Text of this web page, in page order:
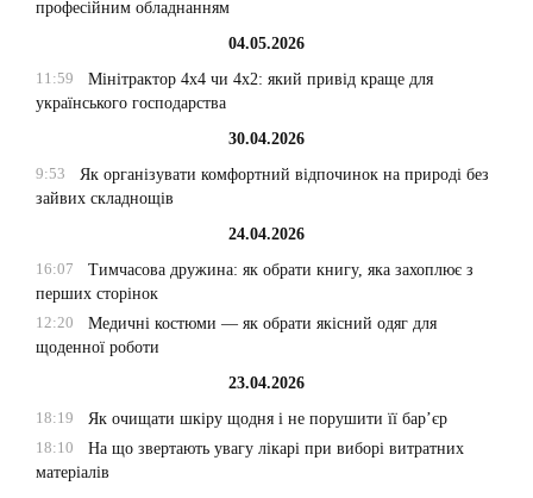
професійним обладнанням
04.05.2026
11:59
Мінітрактор 4х4 чи 4х2: який привід краще для
українського господарства
30.04.2026
9:53
Як організувати комфортний відпочинок на природі без
зайвих складнощів
24.04.2026
16:07
Тимчасова дружина: як обрати книгу, яка захоплює з
перших сторінок
12:20
Медичні костюми — як обрати якісний одяг для
щоденної роботи
23.04.2026
18:19
Як очищати шкіру щодня і не порушити її бар’єр
18:10
На що звертають увагу лікарі при виборі витратних
матеріалів